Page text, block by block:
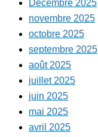
Décembre 2025
novembre 2025
octobre 2025
septembre 2025
août 2025
juillet 2025
juin 2025
mai 2025
avril 2025